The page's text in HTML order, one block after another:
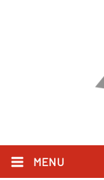
MENU
Du 12 au